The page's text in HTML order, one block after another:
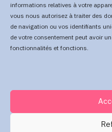
informations relatives à votre
vous nous autorisez à traiter des
de navigation ou vos identifiants
de votre consentement peut avoir
fonctionnalités et fonctions.
Direct Your
Action at the
Click